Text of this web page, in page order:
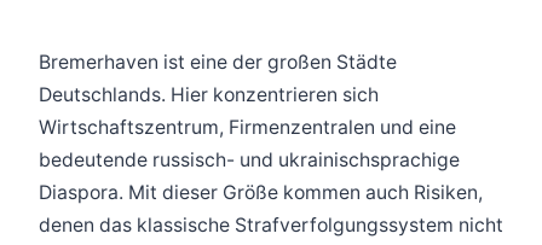
Bremerhaven ist eine der großen Städte
Deutschlands. Hier konzentrieren sich
Wirtschaftszentrum, Firmenzentralen und eine
bedeutende russisch- und ukrainischsprachige
Diaspora. Mit dieser Größe kommen auch Risiken,
denen das klassische Strafverfolgungssystem nicht